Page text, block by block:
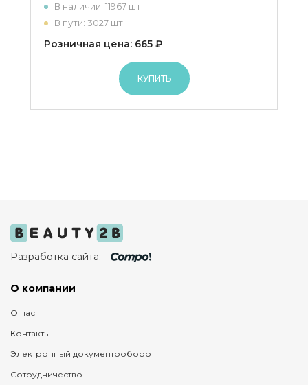
В наличии: 11967 шт.
В пути: 3027 шт.
Розничная цена: 665 ₽
КУПИТЬ
Разработка сайта:
О компании
О нас
Контакты
Электронный документооборот
Сотрудничество